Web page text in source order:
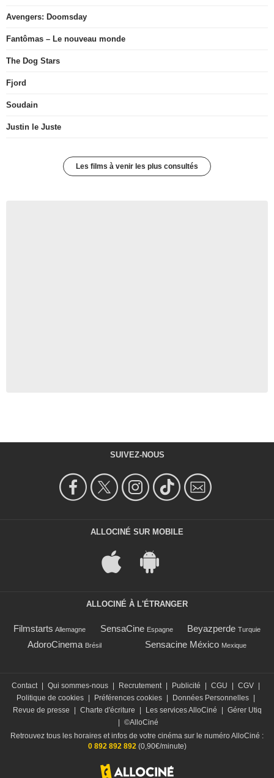
Avengers: Doomsday
Fantômas – Le nouveau monde
The Dog Stars
Fjord
Soudain
Justin le Juste
Les films à venir les plus consultés
SUIVEZ-NOUS
ALLOCINÉ SUR MOBILE
ALLOCINÉ À L'ÉTRANGER
Filmstarts Allemagne SensaCine Espagne Beyazperde Turquie
AdoroCinema Brésil Sensacine México Mexique
Contact | Qui sommes-nous | Recrutement | Publicité | CGU | CGV |
Politique de cookies | Préférences cookies | Données Personnelles |
Revue de presse
| Charte d'écriture | Les services AlloCiné | Gérer Utiq
| ©AlloCiné
Retrouvez tous les horaires et infos de votre cinéma sur le numéro AlloCiné :
0 892 892 892 (0,90€/minute)